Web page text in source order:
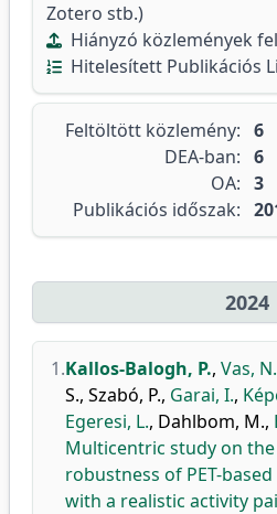
Zotero stb.)
Hiányzó közlemények
Hitelesített Publikációs
Feltöltött közlemény: 6
DEA-ban: 6
OA: 3
Publikációs időszak:
2024
1.Kallos-Balogh, P., Vas,
S., Szabó, P., Garai, I.,
Egeresi, L., Dahlbom, M.,
Multicentric study on
robustness of PET-
with a realistic activity